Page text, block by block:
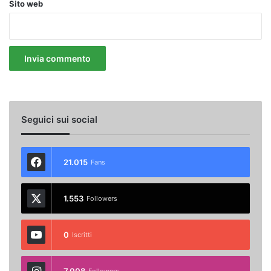
Sito web
Seguici sui social
21.015 Fans
1.553 Followers
0 Iscritti